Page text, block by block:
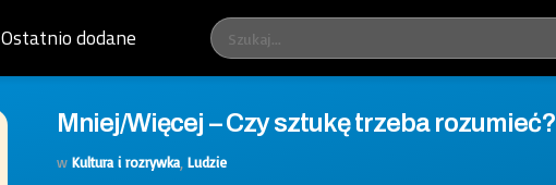
Ostatnio dodane
Mniej/Więcej – Czy sztukę trzeba rozumieć?
w Kultura i rozrywka Ludzie